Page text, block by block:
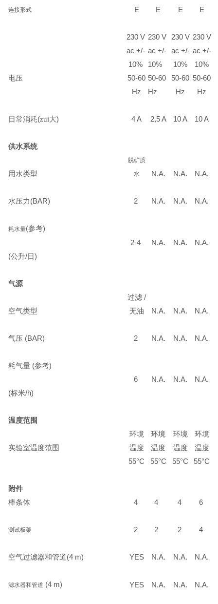
连接形式 E E E E
电压
230 V
ac +/-
10%
230 V
ac +/-
10%
230 V
ac +/-
10%
230 V
ac +/-
10%
50-60
Hz
50-60
Hz
50-60
Hz
50-60
Hz
日常消耗(zui大) 4 A 2,5 A 10 A 10 A
供水系统
用水类型
脱矿质
水
N.A. N.A. N.A.
水压力(BAR) 2 N.A. N.A. N.A.
耗水量(参考)
2-4
N.A. N.A.
N.A.
(公升/日)
气源
空气类型
过滤/
无油
N.A. N.A. N.A.
气压 (BAR) 2 N.A. N.A. N.A.
耗气量 (参考)
6
N.A. N.A.
N.A.
(标米/h)
温度范围
实验室温度范围
环境
温度
环境
温度
环境
温度
环境
温度
55°C
55°C 55°C 55°C
附件
棒条体
4 4 4 6
测试板架 2 2 2 4
空气过滤器和管道(4 m) YES N.A. N.A. N.A.
滤水器和管道 (4 m) YES N.A. N.A. N.A.